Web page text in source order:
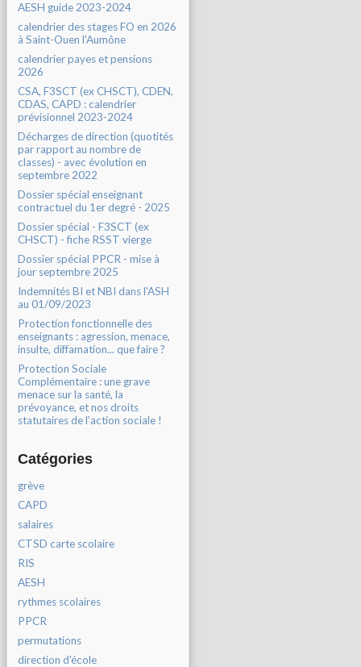
AESH guide 2023-2024
calendrier des stages FO en 2026
à Saint-Ouen l'Aumône
calendrier payes et pensions
2026
CSA, F3SCT (ex CHSCT), CDEN,
CDAS, CAPD : calendrier
prévisionnel 2023-2024
Décharges de direction (quotités
par rapport au nombre de
classes) - avec évolution en
septembre 2022
Dossier spécial enseignant
contractuel du 1er degré - 2025
Dossier spécial - F3SCT (ex
CHSCT) - fiche RSST vierge
Dossier spécial PPCR - mise à
jour septembre 2025
Indemnités BI et NBI dans l'ASH
au 01/09/2023
Protection fonctionnelle des
enseignants : agression, menace,
insulte, diffamation... que faire ?
Protection Sociale
Complémentaire : une grave
menace sur la santé, la
prévoyance, et nos droits
statutaires de l'action sociale !
Catégories
grève
CAPD
salaires
CTSD carte scolaire
RIS
AESH
rythmes scolaires
PPCR
permutations
direction d'école